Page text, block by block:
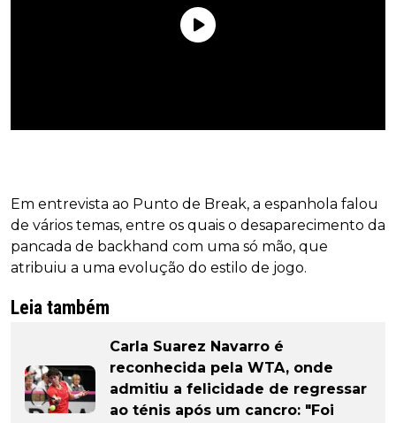
Em entrevista ao Punto de Break, a espanhola falou
de vários temas, entre os quais o desaparecimento da
pancada de backhand com uma só mão, que
atribuiu a uma evolução do estilo de jogo.
Leia também
Carla Suarez Navarro é
reconhecida pela WTA, onde
admitiu a felicidade de regressar
ao ténis após um cancro: "Foi